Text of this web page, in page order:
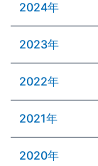
2024年
2023年
2022年
2021年
2020年